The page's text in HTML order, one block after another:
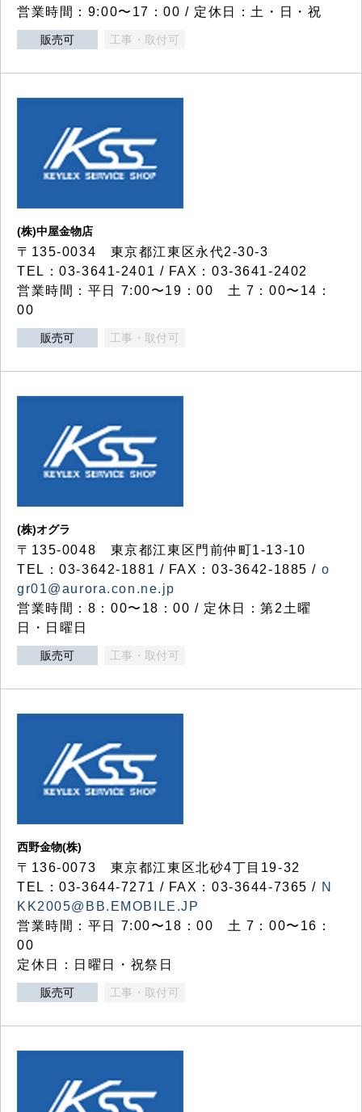
営業時間：9:00〜17：00 / 定休日：土・日・祝
販売可 工事・取付可
(株)中屋金物店
〒135-0034 東京都江東区永代2-30-3
TEL：03-3641-2401 / FAX：03-3641-2402
営業時間：平日 7:00〜19：00 土 7：00〜14：
00
販売可 工事・取付可
(株)オグラ
〒135-0048 東京都江東区門前仲町1-13-10
TEL：03-3642-1881 / FAX：03-3642-1885 / o
gr01@aurora.con.ne.jp
営業時間：8：00〜18：00 / 定休日：第2土曜
日・日曜日
販売可 工事・取付可
西野金物(株)
〒136-0073 東京都江東区北砂4丁目19-32
TEL：03‐3644‐7271 / FAX：03-3644-7365 / N
KK2005@BB.EMOBILE.JP
営業時間：平日 7:00〜18：00 土 7：00〜16：
00
定休日：日曜日・祝祭日
販売可 工事・取付可